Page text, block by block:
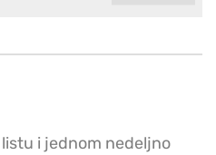
i jednom nedeljno